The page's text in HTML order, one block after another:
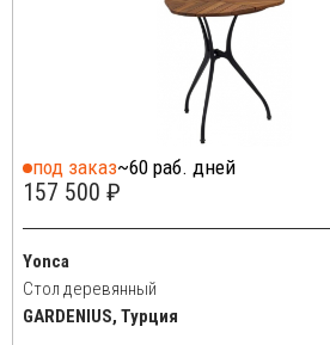
под заказ~60 раб. дней
157 500 ₽
Yonca
Стол деревянный
GARDENIUS, Турция